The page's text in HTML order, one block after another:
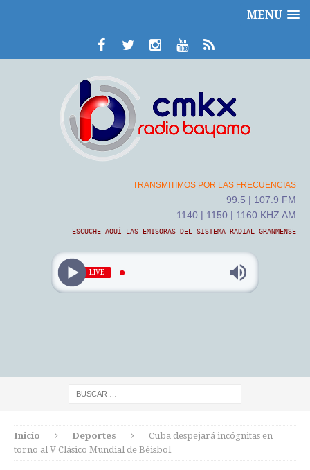
MENU
TRANSMITIMOS POR LAS FRECUENCIAS
99.5 | 107.9 FM
1140 | 1150 | 1160 KHZ AM
ESCUCHE AQUÍ LAS EMISORAS DEL SISTEMA RADIAL GRANMENSE
LIVE
Inicio Deportes
Cuba despejará incógnitas en
torno al V Clásico Mundial de Béisbol